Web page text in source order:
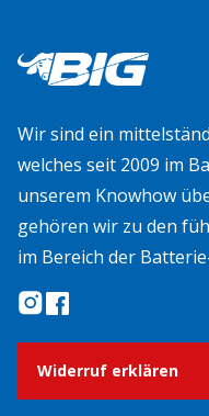
Wir sind ein
welches seit 2009 im
unserem Knowhow
gehören wir zu den
im Bereich der
Widerruf erklären